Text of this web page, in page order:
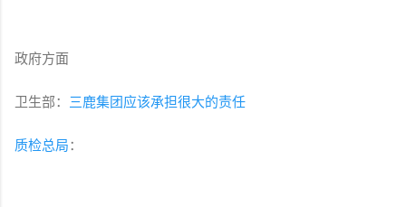
政府方面
卫生部： 三鹿集团应该承担很大的责任
质检总局：